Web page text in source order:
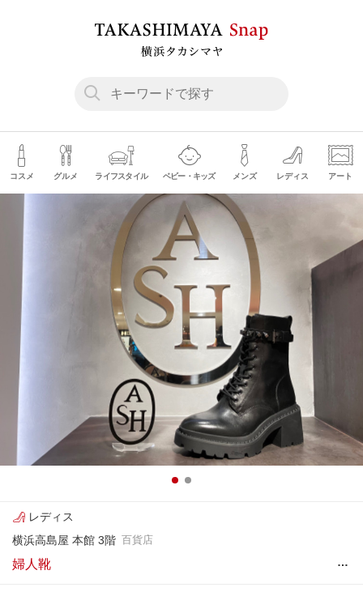
コスメ グルメ ライフスタイル ベビー・キッズ メンズ レディス アート
レディス
横浜高島屋 本館 3階 百貨店
婦人靴 …